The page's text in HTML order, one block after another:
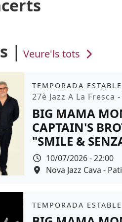
Veure'ls tots
Àmbit
TEMPORADA
Promoció
27è Jazz A La Fresca
BIG MAMA
CAPTAIN'S
"SMILE &
Data
10/07/2026 - 22:00
Espai
Nova Jazz Cava -
Àmbit
TEMPORADA